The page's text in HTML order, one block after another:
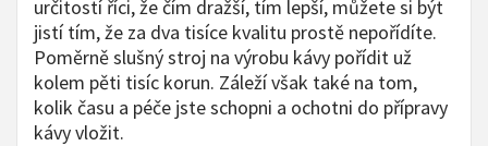
určitostí říci, že čím dražší, tím lepší, můžete si být
jistí tím, že za dva tisíce kvalitu prostě nepořídíte.
Poměrně slušný stroj na výrobu kávy pořídit už
kolem pěti tisíc korun. Záleží však také na tom,
kolik času a péče jste schopni a ochotni do přípravy
kávy vložit.